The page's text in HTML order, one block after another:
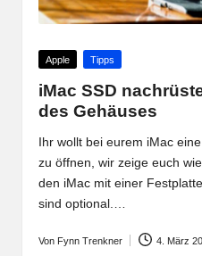
Posted
Apple Tipps
iMac SSD
des Gehäuses
Ihr wollt bei eurem iMac
zu öffnen, wir zeige euch
den iMac mit einer
sind optional.…
Posted
Von Fynn Trenkner 4. März